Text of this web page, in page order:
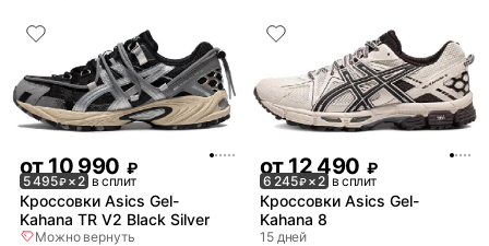
от10 990 ₽
5 495₽× 2 в сплит
Кроссовки Asics Gel-
Kahana TR V2 Black Silver
Можно вернуть
от12 490 ₽
6 245₽× 2 в сплит
Кроссовки Asics Gel-
Kahana 8
15 дней